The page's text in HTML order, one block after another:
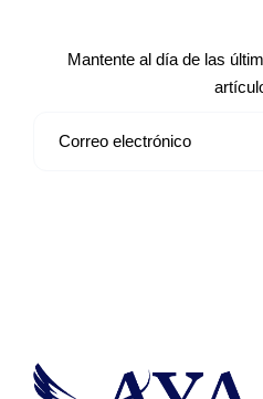
Mantente al día de las